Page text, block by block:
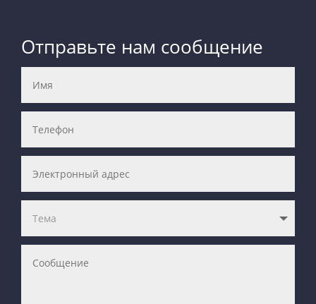
Отправьте нам сообщение